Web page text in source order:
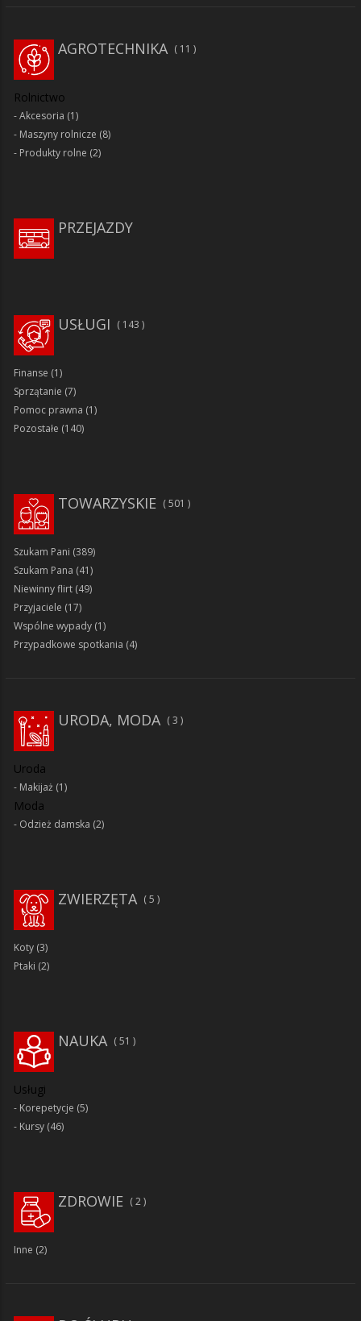
AGROTECHNIKA 11
Rolnictwo
Akcesoria (1)
Maszyny rolnicze (8)
Produkty rolne (2)
PRZEJAZDY
143
USŁUGI
Finanse (1)
Sprzątanie (7)
Pomoc prawna (1)
Pozostałe (140)
TOWARZYSKIE 501
Szukam Pani (389)
Szukam Pana (41)
Niewinny flirt (49)
Przyjaciele (17)
Wspólne wypady (1)
Przypadkowe spotkania (4)
URODA, MODA 3
Uroda
Makijaż (1)
Moda
Odzież damska (2)
ZWIERZĘTA 5
Koty (3)
Ptaki (2)
51
NAUKA
Usługi
Korepetycje (5)
Kursy (46)
ZDROWIE 2
Inne (2)